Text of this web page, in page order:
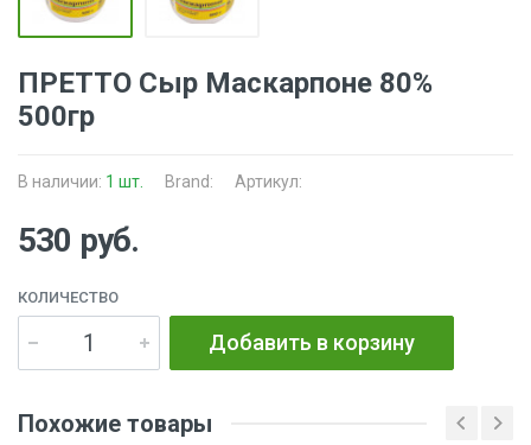
ПРЕТТО Сыр Маскарпоне 80%
500гр
В наличии: 1 шт. Brand: Артикул:
530 руб.
КОЛИЧЕСТВО
Добавить в корзину
Похожие товары